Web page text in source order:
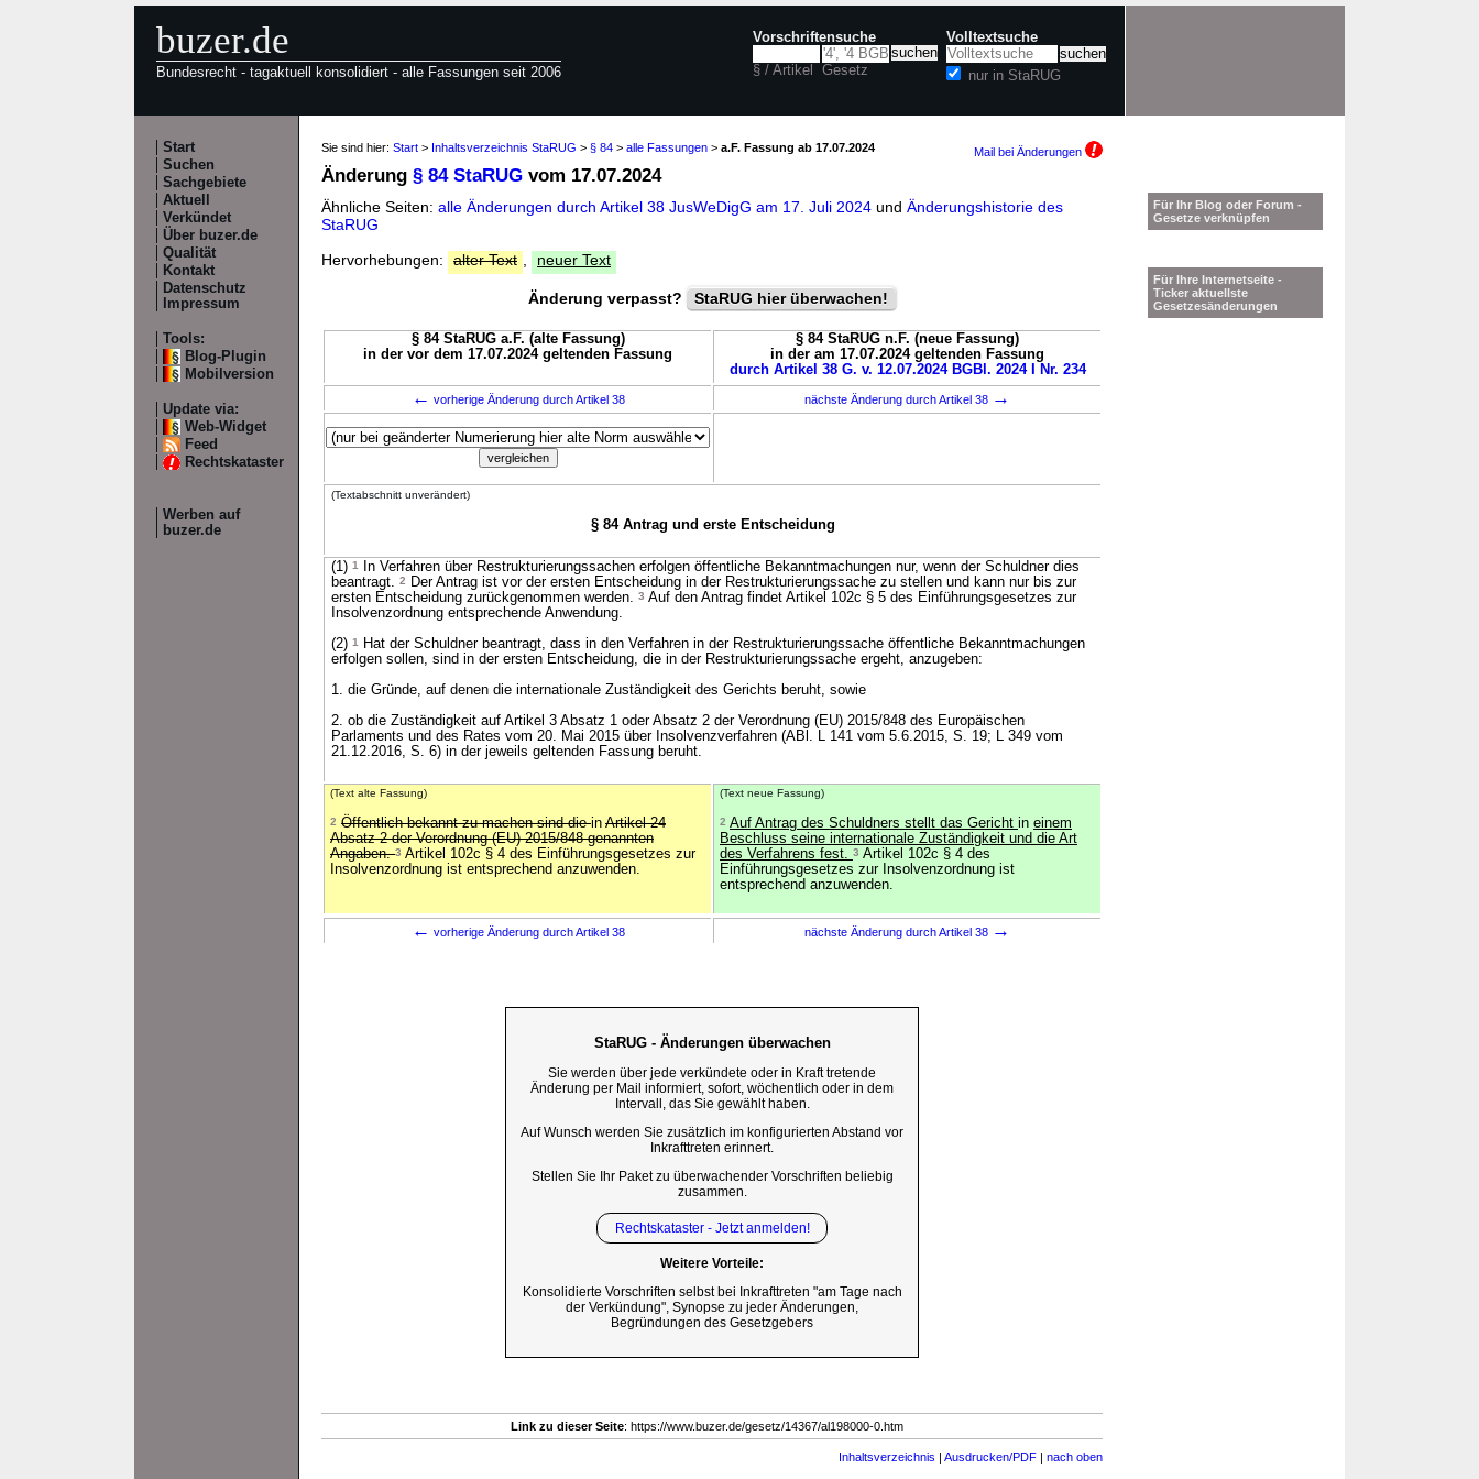
buzer.de
Bundesrecht - tagaktuell konsolidiert - alle Fassungen seit 2006
Vorschriftensuche
§ / Artikel Gesetz
Volltextsuche
nur in StaRUG
Start
Suchen
Sachgebiete
Aktuell
Verkündet
Über buzer.de
Qualität
Kontakt
Datenschutz
Impressum
Tools:
Blog-Plugin
Mobilversion
Update via:
Web-Widget
Feed
Rechtskataster
Werben auf
buzer.de
Sie sind hier: Start > Inhaltsverzeichnis StaRUG > § 84 > alle Fassungen > a.F. Fassung ab 17.07.2024 Mail bei Änderungen
Änderung § 84 StaRUG vom 17.07.2024
Ähnliche Seiten: alle Änderungen durch Artikel 38 JusWeDigG am 17. Juli 2024 und Änderungshistorie des
StaRUG
Hervorhebungen:
alter Text neuer Text
Änderung verpasst? StaRUG hier überwachen!
§ 84 StaRUG a.F. (alte Fassung)
in der vor dem 17.07.2024 geltenden Fassung
§ 84 StaRUG n.F. (neue Fassung)
in der am 17.07.2024 geltenden Fassung
durch Artikel 38 G. v. 12.07.2024 BGBl. 2024 I Nr. 234
← vorherige Änderung durch Artikel 38 nächste Änderung durch Artikel 38 →
(Textabschnitt unverändert)
§ 84 Antrag und erste Entscheidung
(1) 1
In Verfahren über Restrukturierungssachen erfolgen öffentliche Bekanntmachungen nur, wenn der Schuldner dies
beantragt. 2
Der Antrag ist vor der ersten Entscheidung in der Restrukturierungssache zu stellen und kann nur bis zur
ersten Entscheidung zurückgenommen werden. 3 Auf den Antrag findet Artikel 102c § 5 des Einführungsgesetzes zur
Insolvenzordnung entsprechende Anwendung.
(2) 1
Hat der Schuldner beantragt, dass in den Verfahren in der Restrukturierungssache öffentliche Bekanntmachungen
erfolgen sollen, sind in der ersten Entscheidung, die in der Restrukturierungssache ergeht, anzugeben:
1. die Gründe, auf denen die internationale Zuständigkeit des Gerichts beruht, sowie
2. ob die Zuständigkeit auf Artikel 3 Absatz 1 oder Absatz 2 der Verordnung (EU) 2015/848 des Europäischen
Parlaments und des Rates vom 20. Mai 2015 über Insolvenzverfahren (ABl. L 141 vom 5.6.2015, S. 19; L 349 vom
21.12.2016, S. 6) in der jeweils geltenden Fassung beruht.
(Text alte Fassung)
2 Öffentlich bekannt zu machen sind diein Artikel 24
Absatz 2 der Verordnung (EU) 2015/848 genannten
Angaben.3 Artikel 102c § 4 des Einführungsgesetzes zur
Insolvenzordnung ist entsprechend anzuwenden.
(Text neue Fassung)
2 Auf Antrag des Schuldners stellt das Gericht in einem
Beschluss seine internationale Zuständigkeit und die Art
des Verfahrens fest. 3 Artikel 102c § 4 des
Einführungsgesetzes zur Insolvenzordnung ist
entsprechend anzuwenden.
← vorherige Änderung durch Artikel 38 nächste Änderung durch Artikel 38 →
StaRUG - Änderungen überwachen
Sie werden über jede verkündete oder in Kraft tretende
Änderung per Mail informiert, sofort, wöchentlich oder in dem
Intervall, das Sie gewählt haben.
Auf Wunsch werden Sie zusätzlich im konfigurierten Abstand vor
Inkrafttreten erinnert.
Stellen Sie Ihr Paket zu überwachender Vorschriften beliebig
zusammen.
Rechtskataster - Jetzt anmelden!
Weitere Vorteile:
Konsolidierte Vorschriften selbst bei Inkrafttreten "am Tage nach
der Verkündung", Synopse zu jeder Änderungen,
Begründungen des Gesetzgebers
Link zu dieser Seite: https://www.buzer.de/gesetz/14367/al198000-0.htm
Inhaltsverzeichnis | Ausdrucken/PDF | nach oben
Für Ihr Blog oder Forum -
Gesetze verknüpfen
Für Ihre Internetseite -
Ticker aktuellste
Gesetzesänderungen